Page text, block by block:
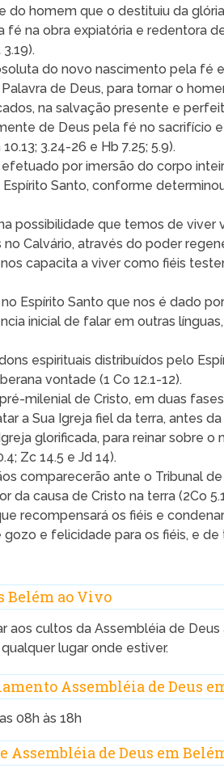
do homem que o destituiu da
fé na obra expiatória e redentora
do novo nascimento pela fé
de Deus, para tornar o
na salvação presente e
de Deus pela fé no sacrifício
3.24-26 e Hb 7.25; 5.9).
por imersão do corpo
Santo, conforme
possibilidade que temos de viver
Calvário, através do poder
capacita a viver como fiéis
Espírito Santo que nos é dado
inicial de falar em outras
espirituais distribuídos pelo
vontade (1 Co 12.1-12).
milenial de Cristo, em duas
a Sua Igreja fiel da terra, antes
glorificada, para reinar sobre o
Zc 14.5 e Jd 14).
comparecerão ante o Tribunal
da causa de Cristo na terra (2Co
recompensará os fiéis e
gozo e felicidade para os fiéis, e
Belém ao Vivo
aos cultos da Assembléia de
lugar onde estiver.
Assembléia de Deus
08h às 18h
Assembléia de Deus em